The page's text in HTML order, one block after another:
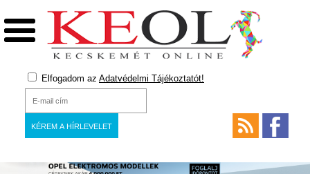
Elfogadom az Adatvédelmi Tájékoztatót!